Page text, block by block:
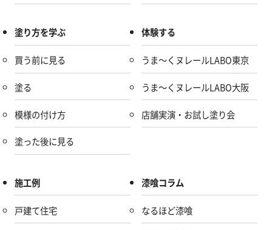
塗り方を学ぶ
買う前に見る
塗る
模様の付け方
塗った後に見る
体験する
うま～くヌレールLABO東京
うま～くヌレールLABO大阪
店舗実演・お試し塗り会
施工例
戸建て住宅
漆喰コラム
なるほど漆喰